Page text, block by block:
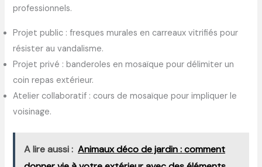
professionnels.
Projet public : fresques murales en carreaux vitrifiés pour
résister au vandalisme.
Projet privé : banderoles en mosaïque pour délimiter un
coin repas extérieur.
Atelier collaboratif : cours de mosaïque pour impliquer le
voisinage.
A lire aussi : Animaux déco de jardin : comment